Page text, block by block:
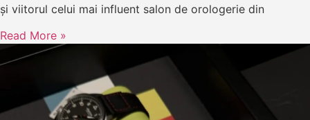
și viitorul celui mai influent salon de orologerie din
Read More »